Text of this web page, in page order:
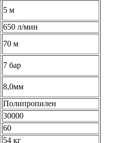
5 м
650 л/мин
70 м
7 бар
8,0мм
Полипропилен
30000
60
54 кг